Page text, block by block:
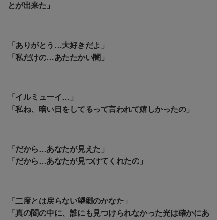
とが出来た」
「ありがとう…大好きだよ」
「私だけの…あたたかい闇」
「イルミューイ…」
「私ね、暗い目をしてるって言われて嬉しかったの」
「だから…あなたが見えた」
「 だから…あなたが見つけてくれたの」
「二度とは戻らない望郷のかなた」
「真の闇の中に、誰にも見つけられなかった光は確かにあ